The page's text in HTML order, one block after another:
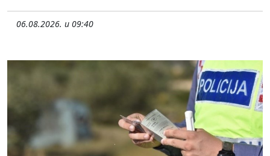
06.08.2026. u 09:40